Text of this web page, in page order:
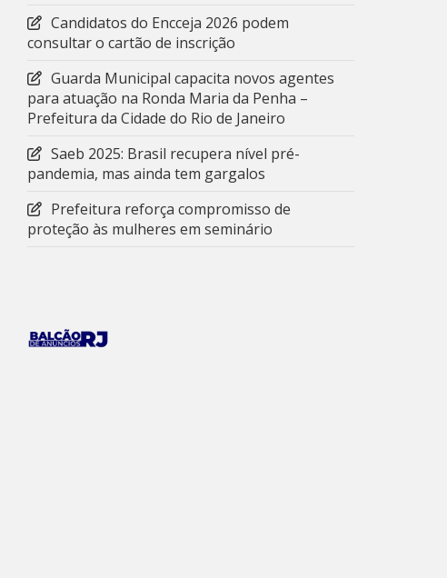
Candidatos do Encceja 2026 podem
consultar o cartão de inscrição
Guarda Municipal capacita novos agentes
para atuação na Ronda Maria da Penha –
Prefeitura da Cidade do Rio de Janeiro
Saeb 2025: Brasil recupera nível pré-
pandemia, mas ainda tem gargalos
Prefeitura reforça compromisso de
proteção às mulheres em seminário